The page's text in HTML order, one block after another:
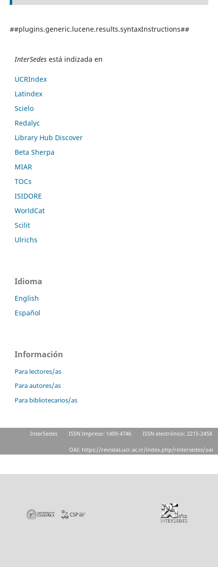
##plugins.generic.lucene.results.syntaxInstructions##
InterSedes está indizada en
UCRIndex
Latindex
Scielo
Redalyc
Library Hub Discover
Beta Sherpa
MIAR
TOCs
ISIDORE
WorldCat
Scilit
Ulrichs
Idioma
English
Español
Información
Para lectores/as
Para autores/as
Para bibliotecarios/as
InterSedes ISSN Impreso: 1409-4746 ISSN electrónico: 2215-2458
OAI: https://revistas.ucr.ac.cr/index.php/rintersedes/oai